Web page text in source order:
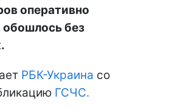
оперативно
обошлось без
РБК-Украина со
ГСЧС.